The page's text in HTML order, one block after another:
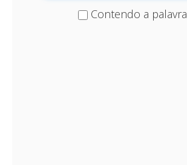
Contendo a palavra